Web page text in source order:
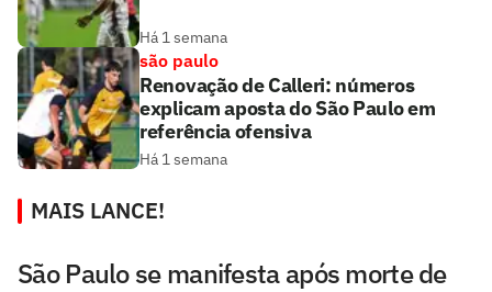
Há 1 semana
são paulo
Renovação de Calleri: números
explicam aposta do São Paulo em
referência ofensiva
Há 1 semana
MAIS LANCE!
São Paulo se manifesta após morte de